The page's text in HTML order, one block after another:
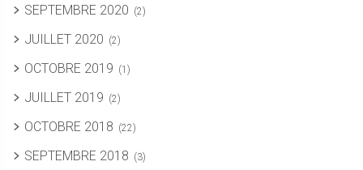
SEPTEMBRE 2020 (2)
JUILLET 2020 (2)
OCTOBRE 2019 (1)
JUILLET 2019 (2)
OCTOBRE 2018 (22)
SEPTEMBRE 2018 (3)